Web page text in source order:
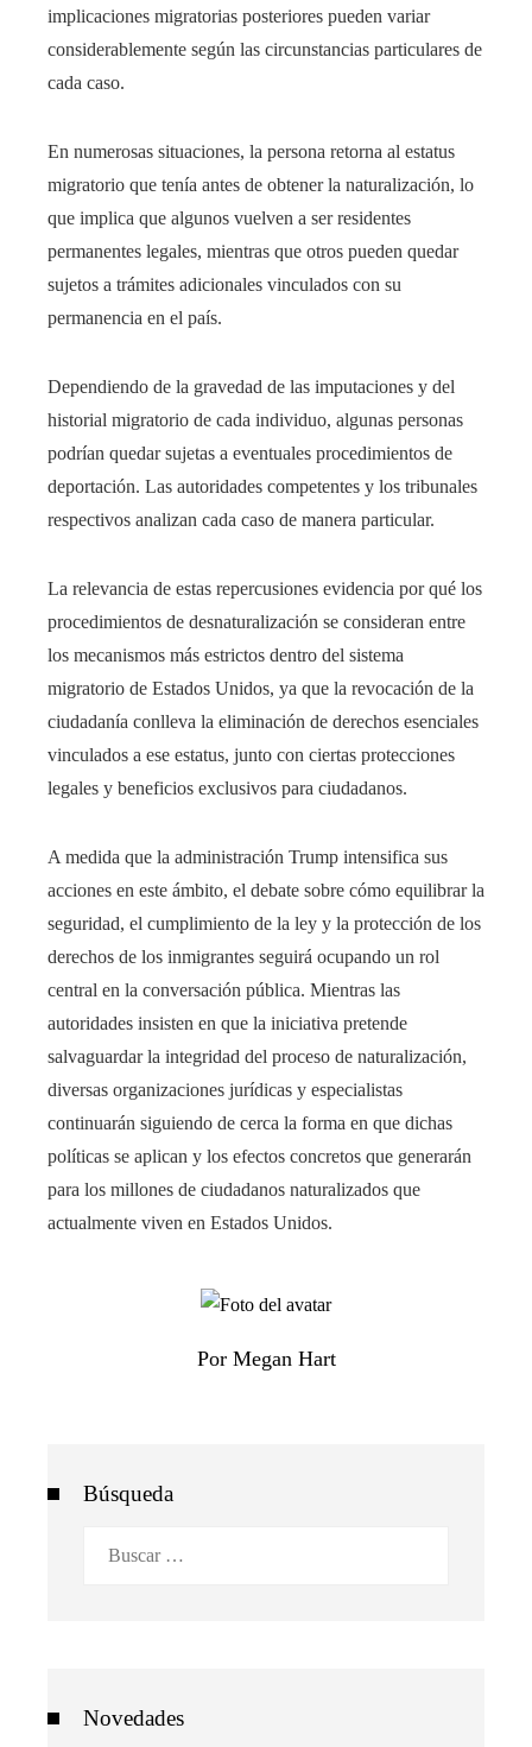
implicaciones migratorias posteriores pueden variar
considerablemente según las circunstancias particulares de
cada caso.
En numerosas situaciones, la persona retorna al estatus
migratorio que tenía antes de obtener la naturalización, lo
que implica que algunos vuelven a ser residentes
permanentes legales, mientras que otros pueden quedar
sujetos a trámites adicionales vinculados con su
permanencia en el país.
Dependiendo de la gravedad de las imputaciones y del
historial migratorio de cada individuo, algunas personas
podrían quedar sujetas a eventuales procedimientos de
deportación. Las autoridades competentes y los tribunales
respectivos analizan cada caso de manera particular.
La relevancia de estas repercusiones evidencia por qué los
procedimientos de desnaturalización se consideran entre
los mecanismos más estrictos dentro del sistema
migratorio de Estados Unidos, ya que la revocación de la
ciudadanía conlleva la eliminación de derechos esenciales
vinculados a ese estatus, junto con ciertas protecciones
legales y beneficios exclusivos para ciudadanos.
A medida que la administración Trump intensifica sus
acciones en este ámbito, el debate sobre cómo equilibrar la
seguridad, el cumplimiento de la ley y la protección de los
derechos de los inmigrantes seguirá ocupando un rol
central en la conversación pública. Mientras las
autoridades insisten en que la iniciativa pretende
salvaguardar la integridad del proceso de naturalización,
diversas organizaciones jurídicas y especialistas
continuarán siguiendo de cerca la forma en que dichas
políticas se aplican y los efectos concretos que generarán
para los millones de ciudadanos naturalizados que
actualmente viven en Estados Unidos.
Por Megan Hart
Búsqueda
Novedades